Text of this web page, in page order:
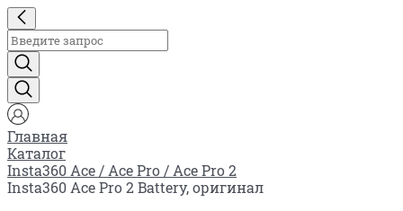
Главная
Каталог
Insta360 Ace / Ace Pro / Ace Pro 2
Insta360 Ace Pro 2 Battery, оригинал